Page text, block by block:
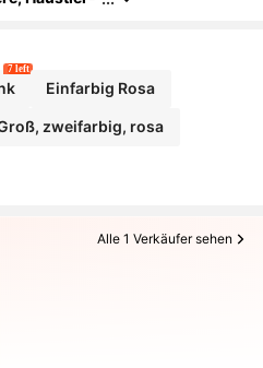
Reise-Napf für
Bestellung über
7 left
Einfarbig Rosa
zweifarbig, rosa
Alle 1 Verkäufer sehen